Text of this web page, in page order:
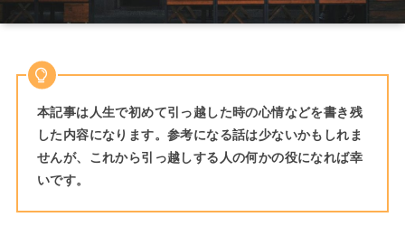
本記事は人生で初めて引っ越した時の心情などを書き残
した内容になります。参考になる話は少ないかもしれま
せんが、これから引っ越しする人の何かの役になれば幸
いです。